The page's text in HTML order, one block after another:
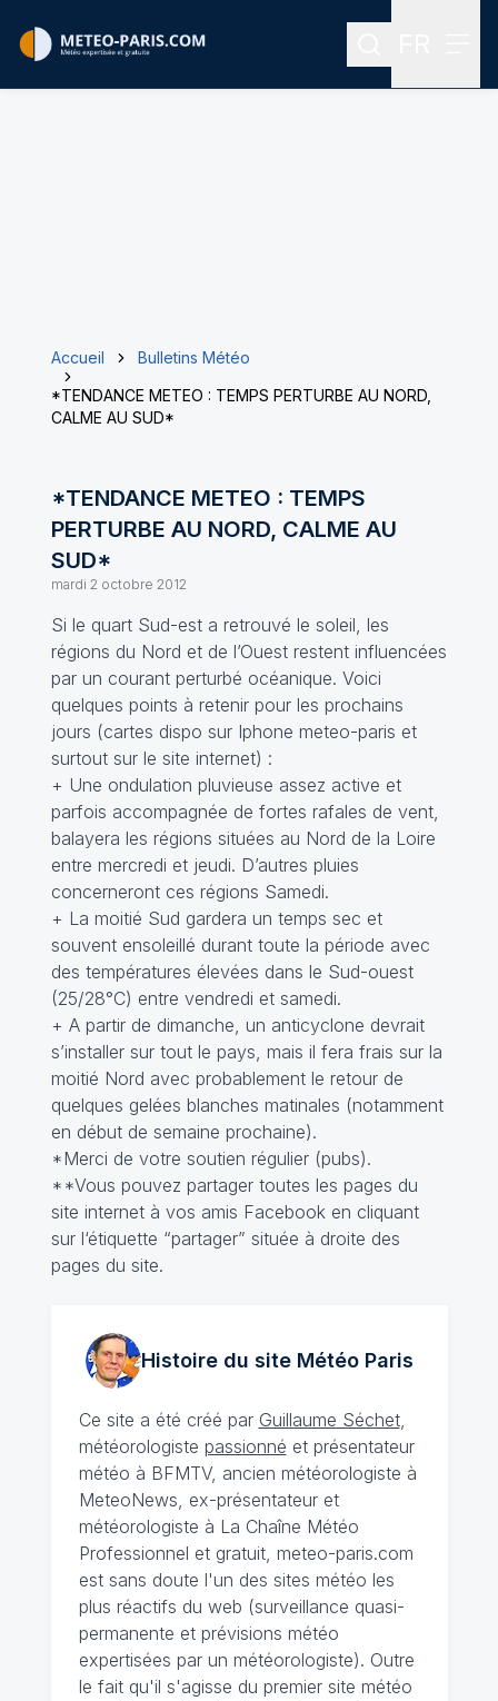
Rechercher
Accueil
Bulletins Météo
*TENDANCE METEO : TEMPS PERTURBE AU NORD,
CALME AU SUD*
*TENDANCE METEO : TEMPS
PERTURBE AU NORD, CALME AU
SUD*
mardi 2 octobre 2012
Si le quart Sud-est a retrouvé le soleil, les
régions du Nord et de l’Ouest restent influencées
par un courant perturbé océanique. Voici
quelques points à retenir pour les prochains
jours (cartes dispo sur Iphone meteo-paris et
surtout sur le site internet) :
+ Une ondulation pluvieuse assez active et
parfois accompagnée de fortes rafales de vent,
balayera les régions situées au Nord de la Loire
entre mercredi et jeudi. D’autres pluies
concerneront ces régions Samedi.
+ La moitié Sud gardera un temps sec et
souvent ensoleillé durant toute la période avec
des températures élevées dans le Sud-ouest
(25/28°C) entre vendredi et samedi.
+ A partir de dimanche, un anticyclone devrait
s’installer sur tout le pays, mais il fera frais sur la
moitié Nord avec probablement le retour de
quelques gelées blanches matinales (notamment
en début de semaine prochaine).
*Merci de votre soutien régulier (pubs).
**Vous pouvez partager toutes les pages du
site internet à vos amis Facebook en cliquant
sur l‘étiquette “partager” située à droite des
pages du site.
Histoire du site MétéoParis
Ce site a été créé par Guillaume Séchet,
météorologiste passionné et présentateur
météo à BFMTV, ancien météorologiste à
MeteoNews, ex-présentateur et
météorologiste à La Chaîne Météo
Professionnel et gratuit, meteo-paris.com
est sans doute l'un des sites météo les
plus réactifs du web (surveillance quasi-
permanente et prévisions météo
expertisées par un météorologiste). Outre
le fait qu'il s'agisse du premier site météo